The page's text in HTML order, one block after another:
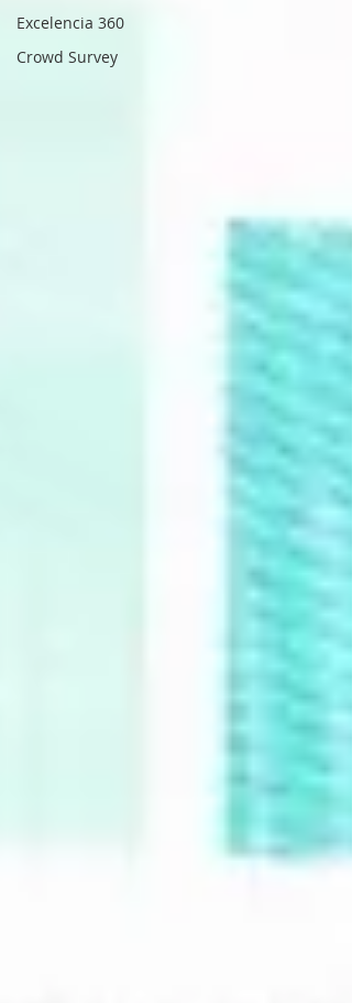
Excelencia 360
Crowd Survey